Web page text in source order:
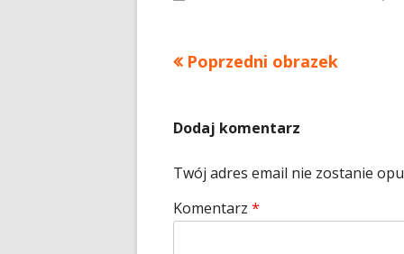
Poprzedni obrazek
Dodaj komentarz
Twój adres email nie zostanie
Komentarz *